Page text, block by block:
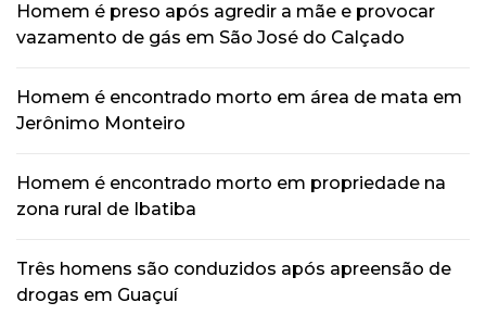
Homem é preso após agredir a mãe e provocar
vazamento de gás em São José do Calçado
Homem é encontrado morto em área de mata em
Jerônimo Monteiro
Homem é encontrado morto em propriedade na
zona rural de Ibatiba
Três homens são conduzidos após apreensão de
drogas em Guaçuí